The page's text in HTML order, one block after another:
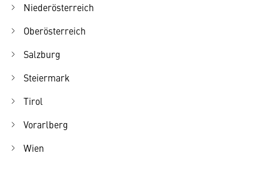
Niederösterreich
Oberösterreich
Salzburg
Steiermark
Tirol
Vorarlberg
Wien